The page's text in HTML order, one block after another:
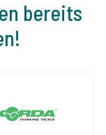
bereits